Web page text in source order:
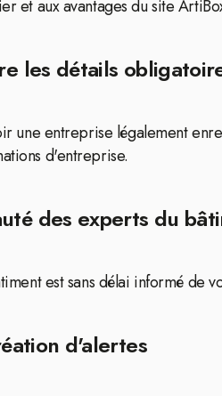
et aux avantages du site
les détails
une entreprise légalement
d'entreprise.
des experts du
est sans délai informé de
d'alertes